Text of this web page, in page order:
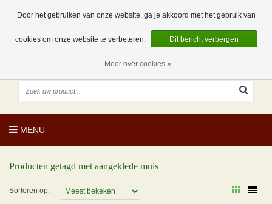
0 Artikelen
NL
EUR
MENU
Producten getagd met aangeklede muis
Sorteren op:
Door het gebruiken van onze website, ga je akkoord met het gebruik van
cookies om onze website te verbeteren. Dit bericht verbergen
Meer over cookies »